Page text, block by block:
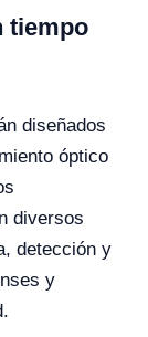
tiempo
diseñados
óptico
diversos
detección y
y